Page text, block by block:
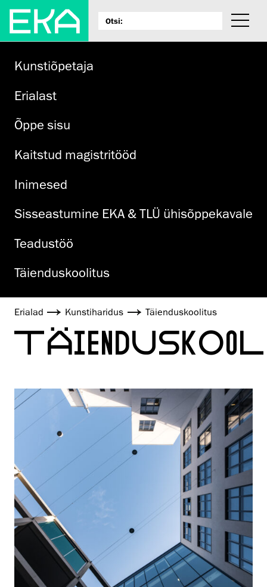
Kunstiõpetaja
Erialast
Õppe sisu
Kaitstud magistritööd
Inimesed
Sisseastumine EKA & TLÜ ühisõppekavale
Teadustöö
Täienduskoolitus
Erialad Kunstiharidus Täienduskoolitus